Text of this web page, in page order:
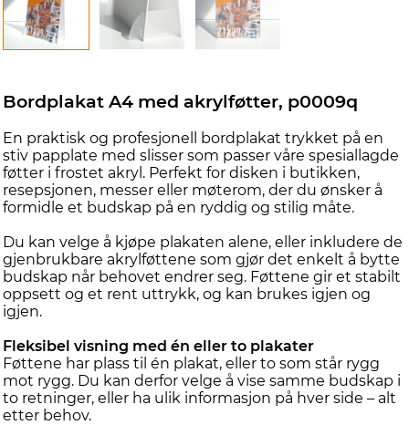
Bordplakat A4 med akrylføtter, p0009q
En praktisk og profesjonell bordplakat trykket på en
stiv papplate med slisser som passer våre spesiallagde
føtter i frostet akryl. Perfekt for disken i butikken,
resepsjonen, messer eller møterom, der du ønsker å
formidle et budskap på en ryddig og stilig måte.
Du kan velge å kjøpe plakaten alene, eller inkludere de
gjenbrukbare akrylføttene som gjør det enkelt å bytte
budskap når behovet endrer seg. Føttene gir et stabilt
oppsett og et rent uttrykk, og kan brukes igjen og
igjen.
Fleksibel visning med én eller to plakater
Føttene har plass til én plakat, eller to som står rygg
mot rygg. Du kan derfor velge å vise samme budskap i
to retninger, eller ha ulik informasjon på hver side – alt
etter behov.